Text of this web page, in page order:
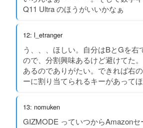
Q11 Ultra のほうがいいかなぁ
12: l_etranger
う、、、ほしい。自分はBとGを右
ので、分割興味あるけど避けてた
あるのでありがたい。できれば右
ーに割り当てられるキーがあってほ
13: nomuken
GIZMODE っていつからAmazonセ